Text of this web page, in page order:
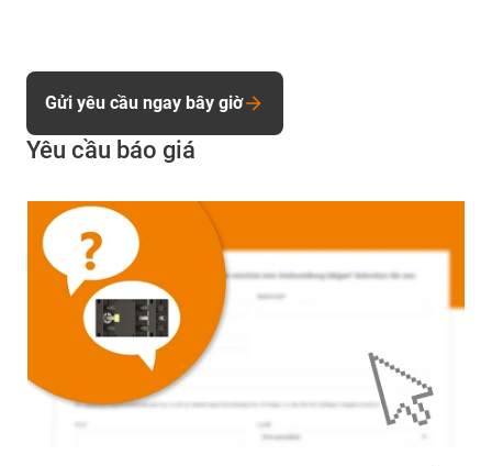
Yêu cầu báo giá
Gửi yêu cầu ngay bây giờ